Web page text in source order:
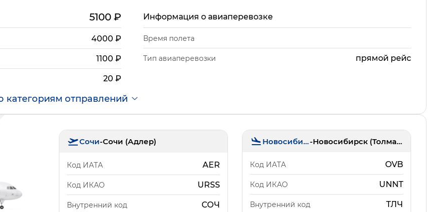
5100₽
4000 ₽
1100 ₽
20 ₽
Информация о авиаперевозке
Время полета
Тип авиаперевозки прямой рейс
категориям отправлений
Сочи-Сочи (Адлер)
Код ИАТА AER
Код ИКАО URSS
Внутренний код СОЧ
Новосибирск- Новосибирск (Толмачёво)
Код ИАТА OVB
Код ИКАО UNNT
Внутренний код ТЛЧ